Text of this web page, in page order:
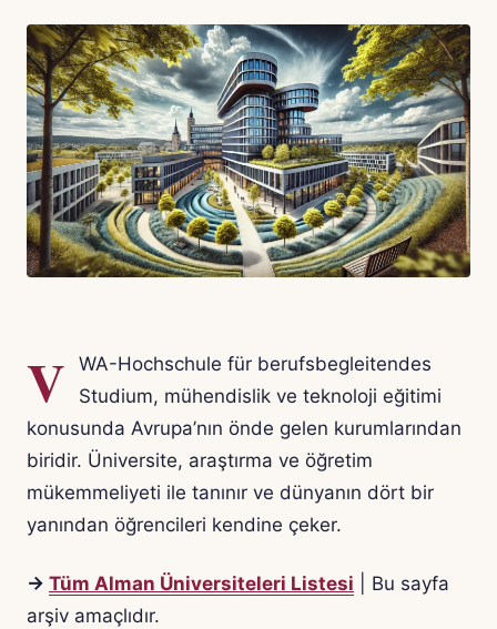
V
WA-Hochschule für berufsbegleitendes
Studium, mühendislik ve teknoloji eğitimi
konusunda Avrupa’nın önde gelen kurumlarından
biridir. Üniversite, araştırma ve öğretim
mükemmeliyeti ile tanınır ve dünyanın dört bir
yanından öğrencileri kendine çeker.
→ Tüm Alman Üniversiteleri Listesi | Bu sayfa
arşiv amaçlıdır.